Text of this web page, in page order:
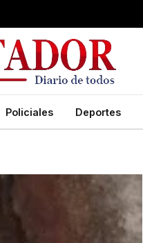
Policiales Deportes